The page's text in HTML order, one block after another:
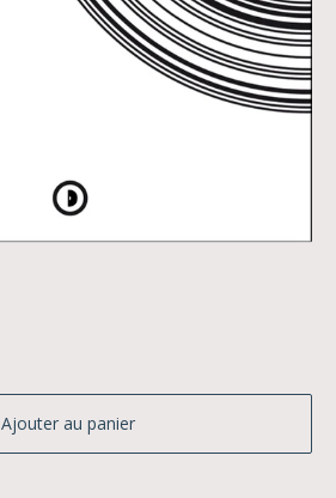
Ajouter au panier